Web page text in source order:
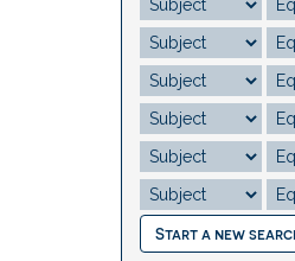
Start a new